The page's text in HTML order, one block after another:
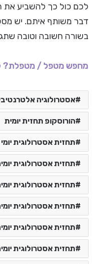
לכם כול כך להשביע את
דבר משותף איתם. יש
בשורה חשובה וטובה
מחפש מטפל / מטפלת?
אסטרולוגיה
הורוסקופ תחזית יומית
תחזית אסטרולוגית יומי
תחזית אסטרולוגית
תחזית אסטרולוגית
תחזית אסטרולוגית
תחזית אסטרולוגית
תחזית אסטרולוגית